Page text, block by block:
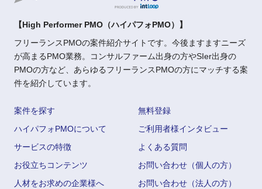
【High Performer PMO（ハイパフォPMO）】
フリーランスPMOの案件紹介サイトです。今後ますますニーズ
が高まるPMO業務。コンサルファーム出身の方やSIer出身の
PMOの方など、あらゆるフリーランスPMOの方にマッチする案
件を紹介しています。
案件を探す
無料登録
ハイパフォPMOについて
ご利用者様インタビュー
サービスの特徴
よくある質問
お役立ちコンテンツ
お問い合わせ（個人の方）
人材をお求めの企業様へ
お問い合わせ（法人の方）